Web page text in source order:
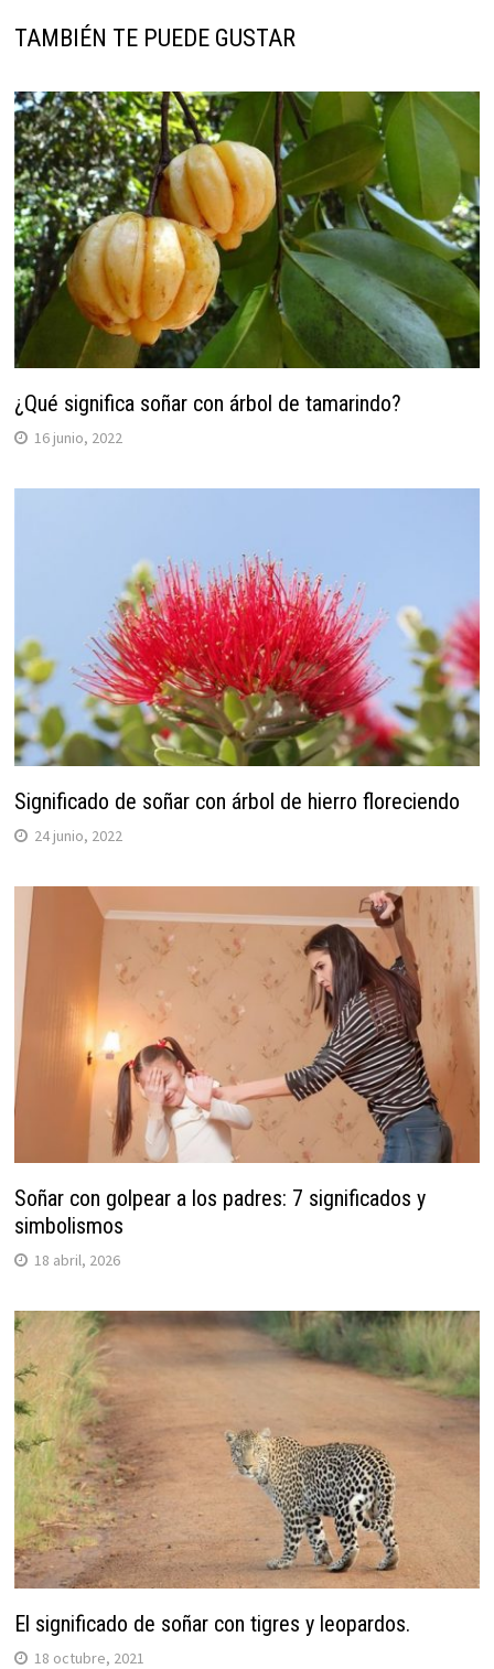
TAMBIÉN TE PUEDE GUSTAR
¿Qué significa soñar con árbol de tamarindo?
16 junio, 2022
Significado de soñar con árbol de hierro floreciendo
24 junio, 2022
Soñar con golpear a los padres: 7 significados y
simbolismos
18 abril, 2026
El significado de soñar con tigres y leopardos.
18 octubre, 2021